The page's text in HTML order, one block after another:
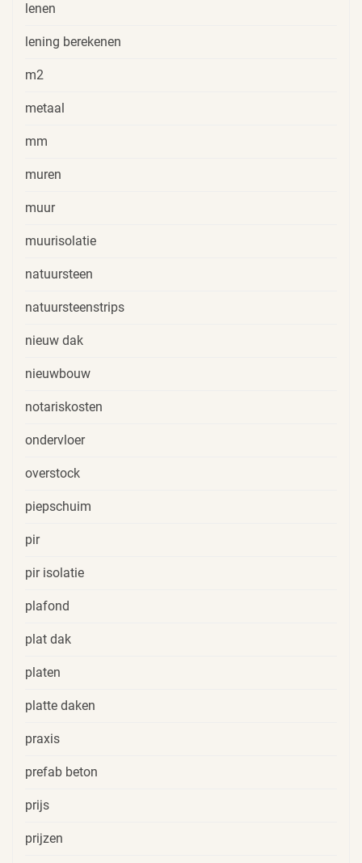
lenen
lening berekenen
m2
metaal
mm
muren
muur
muurisolatie
natuursteen
natuursteenstrips
nieuw dak
nieuwbouw
notariskosten
ondervloer
overstock
piepschuim
pir
pir isolatie
plafond
plat dak
platen
platte daken
praxis
prefab beton
prijs
prijzen